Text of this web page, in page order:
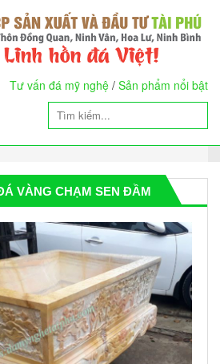
Tư vấn đá mỹ nghệ / Sản phẩm nổi bật
VÀNG CHẠM SEN ĐẦM